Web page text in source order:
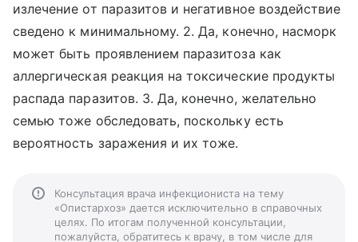
излечение от паразитов и негативное воздействие
сведено к минимальному. 2. Да, конечно, насморк
может быть проявлением паразитоза как
аллергическая реакция на токсические продукты
распада паразитов. 3. Да, конечно, желательно
семью тоже обследовать, поскольку есть
вероятность заражения и их тоже.
Консультация врача инфекциониста на тему
«Опистархоз» дается исключительно в справочных
целях. По итогам полученной консультации,
пожалуйста, обратитесь к врачу, в том числе для